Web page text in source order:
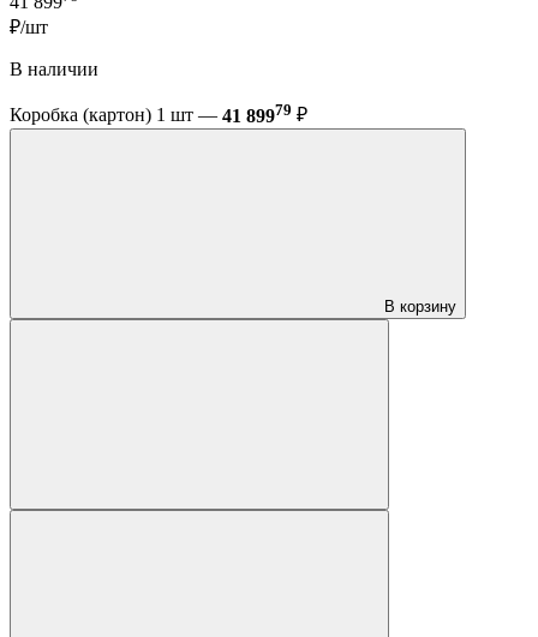
₽/шт
В наличии
Коробка (картон) 1 шт — 41 89979 ₽
В корзину